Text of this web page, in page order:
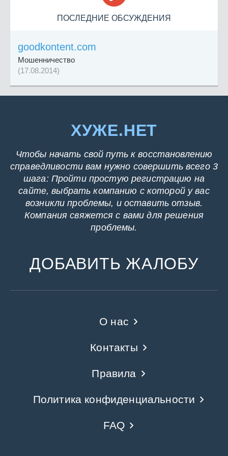
ПОСЛЕДНИЕ ОБСУЖДЕНИЯ
goodkontent.com
Мошенничество
(17.08.2014)
ХУЖЕ.НЕТ
Чтобы начать свой путь к восстановлению
справедливости вам нужно совершить всего 3
шага: Пройти простую регистрацию на
сайте, выбрать компанию с которой у вас
возникли проблемы, и оставить отзыв.
Компания свяжется с вами для решения
проблемы.
ДОБАВИТЬ ЖАЛОБУ
О нас
Контакты
Правила
Политика конфиденциальности
FAQ